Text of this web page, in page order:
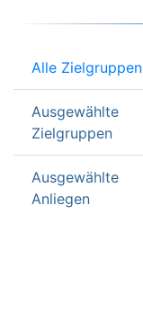
Alle Zielgruppen
Ausgewählte
Zielgruppen
Ausgewählte
Anliegen